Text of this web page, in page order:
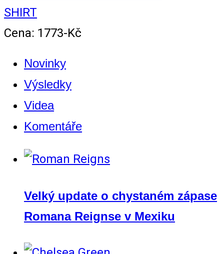
SHIRT
Cena: 1773-Kč
Novinky
Výsledky
Videa
Komentáře
Velký update o chystaném zápase
Romana Reignse v Mexiku